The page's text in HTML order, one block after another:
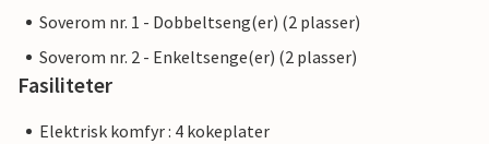
Soverom nr. 1 - Dobbeltseng(er) (2 plasser)
Soverom nr. 2 - Enkeltsenge(er) (2 plasser)
Fasiliteter
Elektrisk komfyr : 4 kokeplater